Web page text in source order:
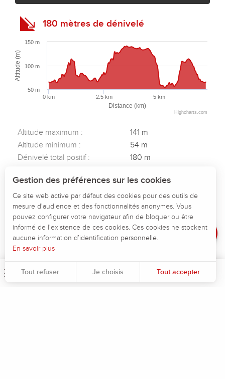
Menu
Dénivelé
180 mètres de dénivelé
Distance (km)
Altitude (m)
0 km 2.5 km 5 km
50 m
100 m
150 m
Highcharts.com
Altitude maximum :
141 m
Altitude minimum :
54 m
Dénivelé total positif :
180 m
Dénivelé positif maximum :
57 m
Dénivelé négatif maximum :
-83 m
Gestion des préférences sur les cookies
Ce site web active par défaut des cookies pour des outils de
mesure d'audience et des fonctionnalités anonymes. Vous
pouvez configurer votre navigateur afin de bloquer ou être
informé de l'existence de ces cookies. Ces cookies ne stockent
aucune information d’identification personnelle.
En savoir plus
Tout refuser Je choisis Tout accepter